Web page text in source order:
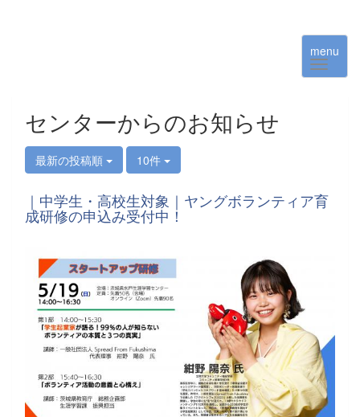
menu
センターからのお知らせ
最新の投稿順 10件
｜中学生・高校生対象｜ヤングボランティア育
成研修の申込み受付中！